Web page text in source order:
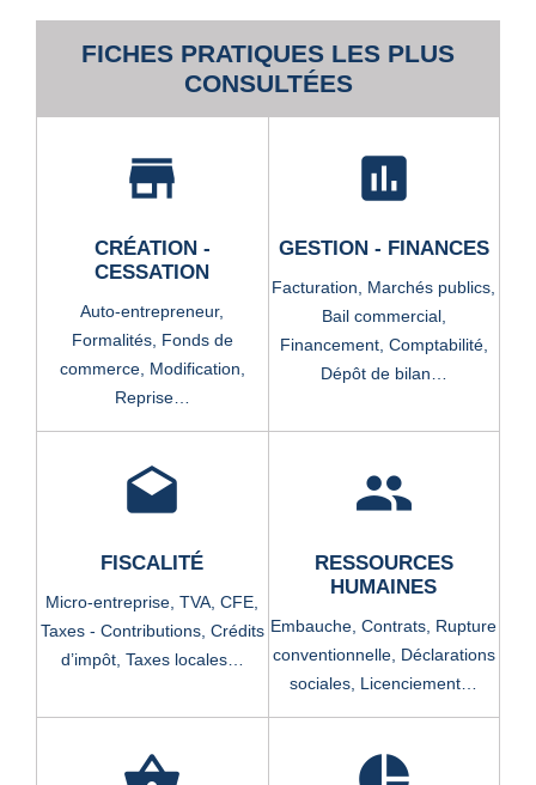
FICHES PRATIQUES LES PLUS
CONSULTÉES
store
CRÉATION -
CESSATION
Auto-entrepreneur,
Formalités, Fonds de
commerce, Modification,
Reprise…
assessment
GESTION - FINANCES
Facturation, Marchés publics,
Bail commercial,
Financement, Comptabilité,
Dépôt de bilan…
drafts
FISCALITÉ
Micro-entreprise,TVA,CFE,
Taxes - Contributions, Crédits
d’impôt, Taxes locales…
people
RESSOURCES
HUMAINES
Embauche,Contrats, Rupture
conventionnelle, Déclarations
sociales, Licenciement…